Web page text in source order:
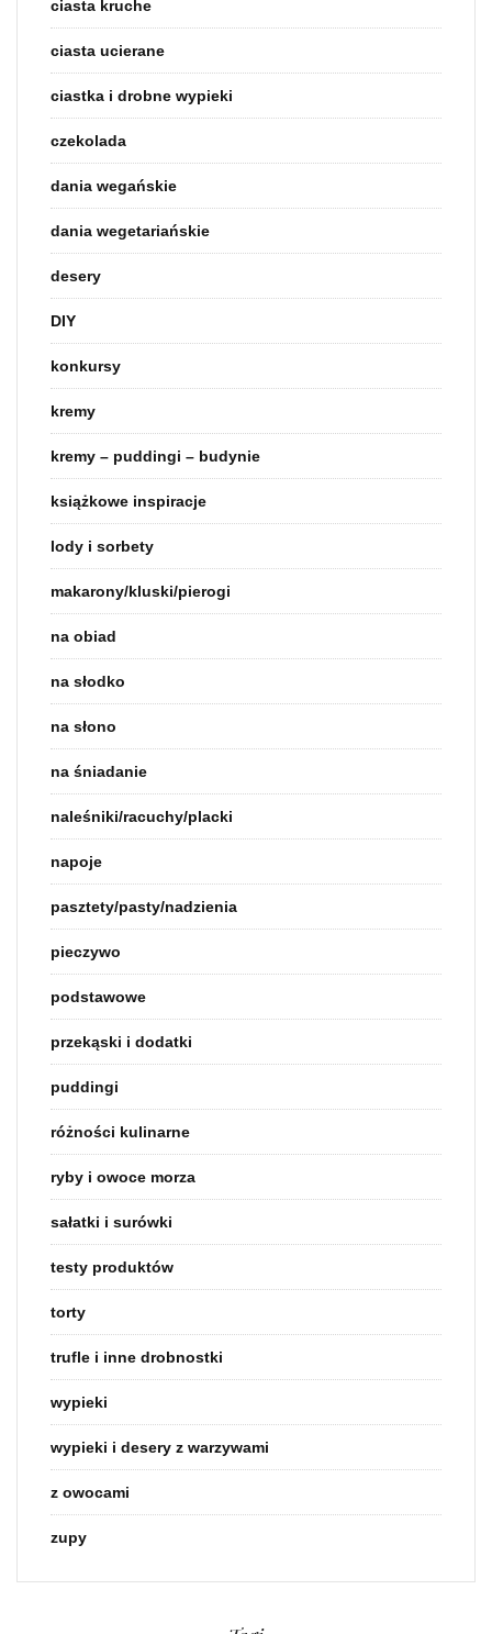
ciasta kruche
ciasta ucierane
ciastka i drobne wypieki
czekolada
dania wegańskie
dania wegetariańskie
desery
DIY
konkursy
kremy
kremy – puddingi – budynie
książkowe inspiracje
lody i sorbety
makarony/kluski/pierogi
na obiad
na słodko
na słono
na śniadanie
naleśniki/racuchy/placki
napoje
pasztety/pasty/nadzienia
pieczywo
podstawowe
przekąski i dodatki
puddingi
różności kulinarne
ryby i owoce morza
sałatki i surówki
testy produktów
torty
trufle i inne drobnostki
wypieki
wypieki i desery z warzywami
z owocami
zupy